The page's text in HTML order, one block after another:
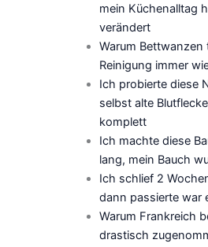
mein Küchenalltag
verändert
Warum
Reinigung immer
Ich probierte diese
selbst alte
komplett
Ich machte diese
lang, mein Bauch
Ich schlief 2
dann passierte war
Warum Frankreich
drastisch